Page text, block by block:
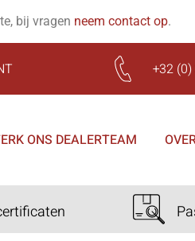
bij vragen neem contact op.
+32
ONS DEALERTEAM